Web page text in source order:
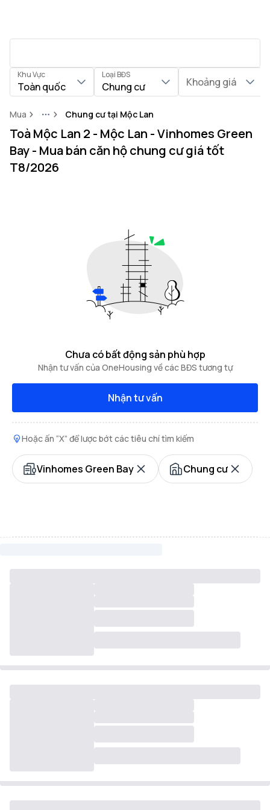
Khu Vực
Toàn quốc
Loại BĐS
Chung cư Khoảng giá
Mua MoreChung cư tại Mộc Lan
Toà Mộc Lan 2 - Mộc Lan - Vinhomes Green
Bay - Mua bán căn hộ chung cư giá tốt
T8/2026
Chưa có bất động sản phù hợp
Nhận tư vấn của OneHousing về các BĐS tương tự
Nhận tư vấn
Hoặc ấn “X” để lược bớt các tiêu chí tìm kiếm
Vinhomes Green Bay Chung cư